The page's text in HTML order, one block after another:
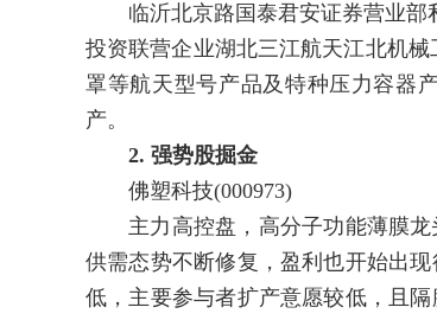
临沂北京路国泰君安证券营业部
投资联营企业湖北三江航天江北机
罩等航天型号产品及特种压力容器
产。
2. 强势股掘金
佛塑科技(000973)
主力高控盘，高分子功能薄膜龙
供需态势不断修复，盈利也开始出
低，主要参与者扩产意愿较低，且